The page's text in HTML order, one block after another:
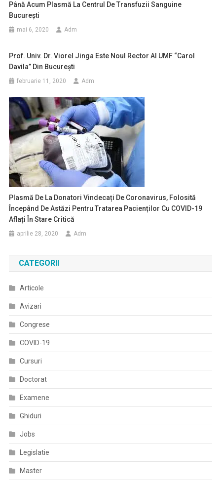
Până Acum Plasmă La Centrul De Transfuzii Sanguine
Bucureşti
mai 6, 2020 Adm
Prof. Univ. Dr. Viorel Jinga Este Noul Rector Al UMF “Carol
Davila” Din Bucureşti
februarie 11, 2020 Adm
Plasmă De La Donatori Vindecați De Coronavirus, Folosită
Începând De Astăzi Pentru Tratarea Pacienților Cu COVID-19
Aflați În Stare Critică
aprilie 28, 2020 Adm
CATEGORII
Articole
Avizari
Congrese
COVID-19
Cursuri
Doctorat
Examene
Ghiduri
Jobs
Legislatie
Master